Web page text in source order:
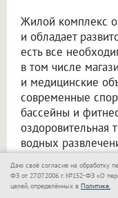
Жилой комплекс
и обладает
есть все
в том числе
и медицинские
современные
бассейны и
оздоровительная
водных
сформирован из
Даю своё согласие на обработку
ФЗ от 27.07.2006 г. №152-ФЗ «О
целей, определённых в Политике.